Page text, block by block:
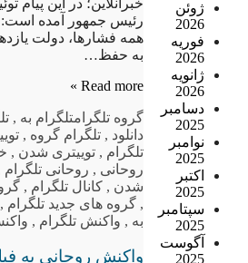
ژوئن
2026
فوریه
2026
ژانویه
2026
دسامبر
2025
نوامبر
2025
اکتبر
2025
سپتامبر
2025
آگوست
2025
خبرآنلاین؛ در این پیام
رئیس جمهور آمده است:
همه فشارها، دولت
به حفظ…
Read more »
گروه تلگرامتلگرام به ,
دانلود , تلگرام گروه ,
تلگرام , توییتری شدن ,
روحانی , روحانی تلگرام
شدن , کانال تلگرام ,
, گروه های جدید تلگرام ,
به , واکنش تلگرام ,
واکنش روحانی به